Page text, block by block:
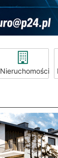
Nieruchomości